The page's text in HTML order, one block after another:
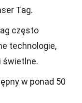
Tag.
często
technologie,
świetlne.
w ponad 50